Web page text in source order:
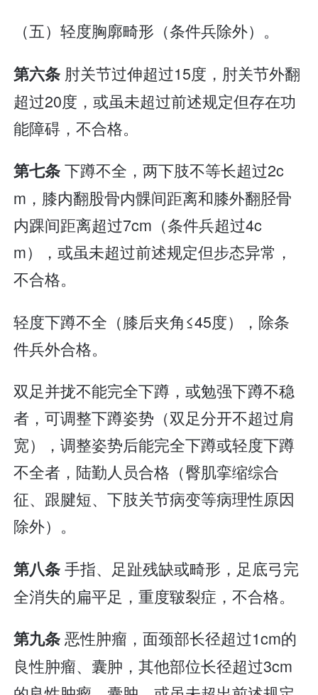
（五）轻度胸廓畸形（条件兵除外）。
第六条 肘关节过伸超过15度，肘关节外翻
超过20度，或虽未超过前述规定但存在功
能障碍，不合格。
第七条下蹲不全，两下肢不等长超过2c
m，膝内翻股骨内髁间距离和膝外翻胫骨
内踝间距离超过7cm（条件兵超过4c
m），或虽未超过前述规定但步态异常，
不合格。
轻度下蹲不全（膝后夹角≤45度），除条
件兵外合格。
双足并拢不能完全下蹲，或勉强下蹲不稳
者，可调整下蹲姿势（双足分开不超过肩
宽），调整姿势后能完全下蹲或轻度下蹲
不全者，陆勤人员合格（臀肌挛缩综合
征、跟腱短、下肢关节病变等病理性原因
除外）。
第八条手指、足趾残缺或畸形，足底弓完
全消失的扁平足，重度皲裂症，不合格。
第九条恶性肿瘤，面颈部长径超过1cm的
良性肿瘤、囊肿，其他部位长径超过3cm